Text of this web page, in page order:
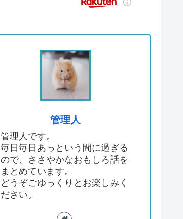
管理人
管理人です。
毎日毎日あっという間に過ぎる
ので、ささやかなおもしろ話を
まとめています。
どうぞごゆっくりとお楽しみく
ださい。